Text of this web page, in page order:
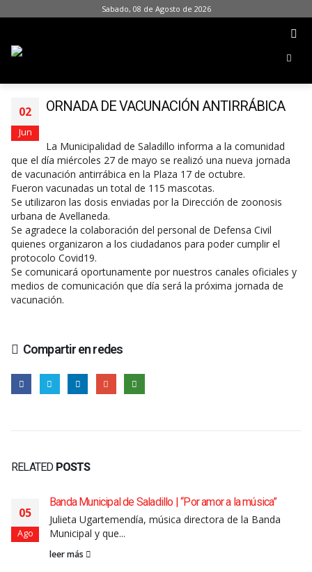
Sabado, 08 de Agosto de 2026
02
Jun
ORNADA DE VACUNACIÓN ANTIRRÁBICA
La Municipalidad de Saladillo informa a la comunidad
que el día miércoles 27 de mayo se realizó una nueva jornada
de vacunación antirrábica en la Plaza 17 de octubre.
Fueron vacunadas un total de 115 mascotas.
Se utilizaron las dosis enviadas por la Dirección de zoonosis
urbana de Avellaneda.
Se agradece la colaboración del personal de Defensa Civil
quienes organizaron a los ciudadanos para poder cumplir el
protocolo Covid19.
Se comunicará oportunamente por nuestros canales oficiales y
medios de comunicación que día será la próxima jornada de
vacunación.
Compartir en redes
RELATED POSTS
05
Ago
Banda Municipal de Saladillo | “Por amor a la música”
Julieta Ugartemendía, música directora de la Banda
Municipal y que...
leer más